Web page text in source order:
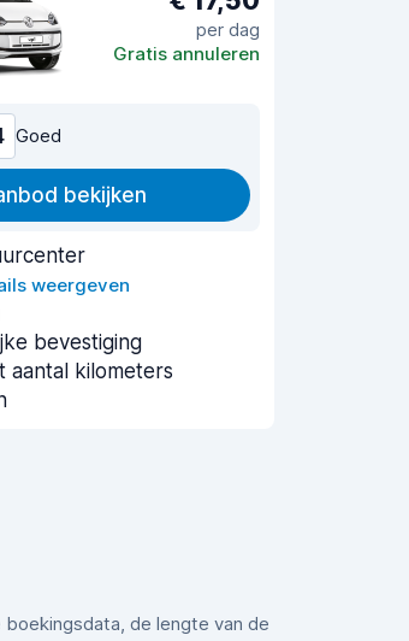
per dag
Gratis annuleren
Goed
bekijken
weergeven
bevestiging
aantal kilometers
boekingsdata, de lengte van de